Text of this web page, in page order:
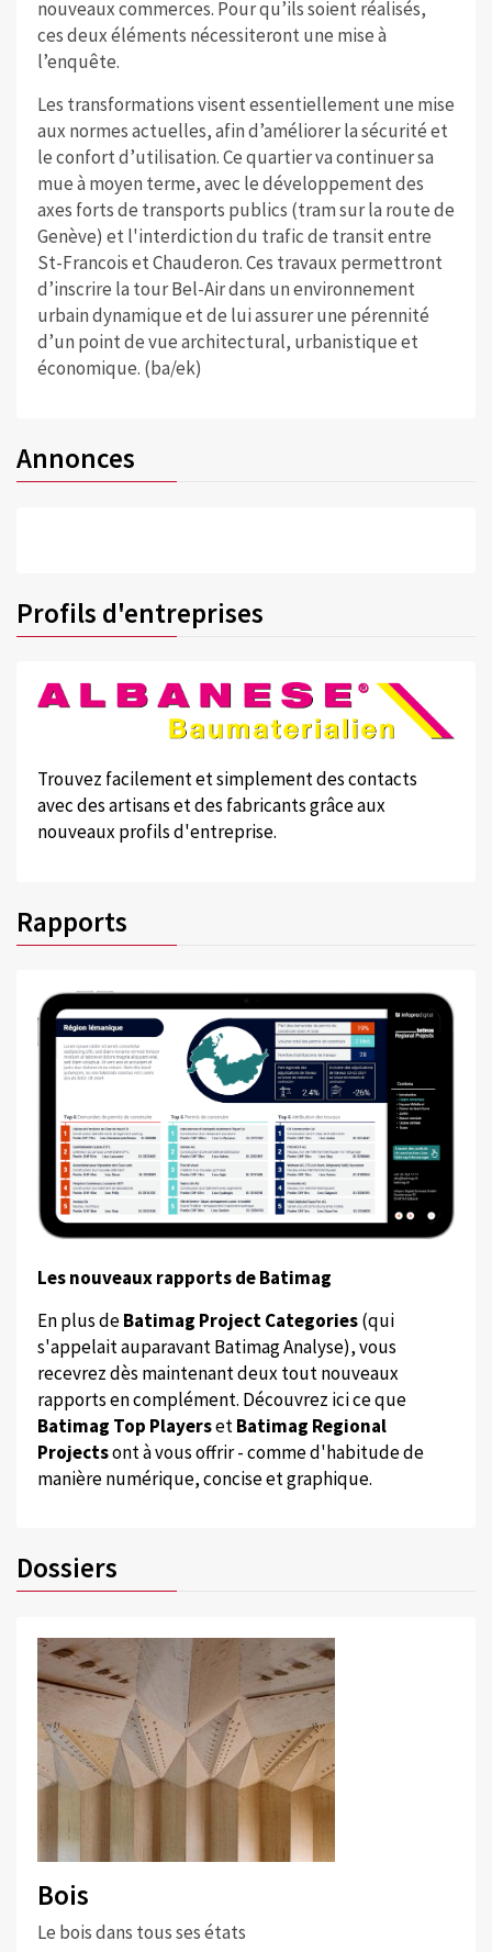
nouveaux commerces. Pour qu’ils soient réalisés,
ces deux éléments nécessiteront une mise à
l’enquête.
Les transformations visent essentiellement une mise
aux normes actuelles, afin d’améliorer la sécurité et
le confort d’utilisation. Ce quartier va continuer sa
mue à moyen terme, avec le développement des
axes forts de transports publics (tram sur la route de
Genève) et l'interdiction du trafic de transit entre
St-Francois et Chauderon. Ces travaux permettront
d’inscrire la tour Bel-Air dans un environnement
urbain dynamique et de lui assurer une pérennité
d’un point de vue architectural, urbanistique et
économique. (ba/ek)
Annonces
Profils d'entreprises
Trouvez facilement et simplement des contacts
avec des artisans et des fabricants grâce aux
nouveaux profils d'entreprise.
Rapports
Les nouveaux rapports de Batimag
En plus deBatimag Project Categories(qui
s'appelait auparavant Batimag Analyse), vous
recevrez dès maintenant deux tout nouveaux
rapports en complément. Découvrez ici ce que
Batimag Top PlayersetBatimag Regional
Projectsont à vous offrir - comme d'habitude de
manière numérique, concise et graphique.
Dossiers
Bois
Le bois dans tous ses états